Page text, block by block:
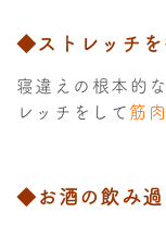
◆ストレッチを
寝違えの根本的
レッチをして筋
◆お酒の飲み過